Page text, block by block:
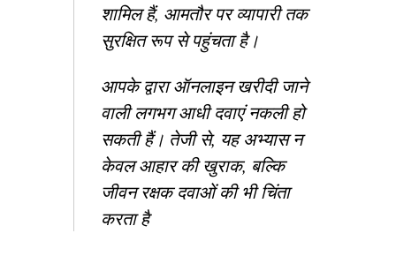
शामिल हैं, आमतौर पर व्यापारी तक
सुरक्षित रूप से पहुंचता है।
आपके द्वारा ऑनलाइन खरीदी जाने
वाली लगभग आधी दवाएं नकली हो
सकती हैं। तेजी से, यह अभ्यास न
केवल आहार की खुराक, बल्कि
जीवन रक्षक दवाओं की भी चिंता
करता है